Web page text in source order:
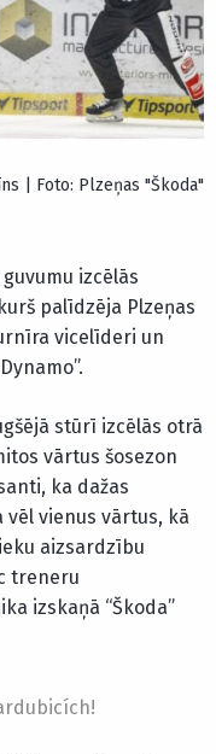
| Foto: Plzeņas "Škoda"
izcēlās
palīdzēja Plzeņas
vicelīderi un
stūrī izcēlās otrā
vārtus šosezon
ka dažas
vēl vienus vārtus, kā
aizsardzību
treneru
izskaņā “Škoda”